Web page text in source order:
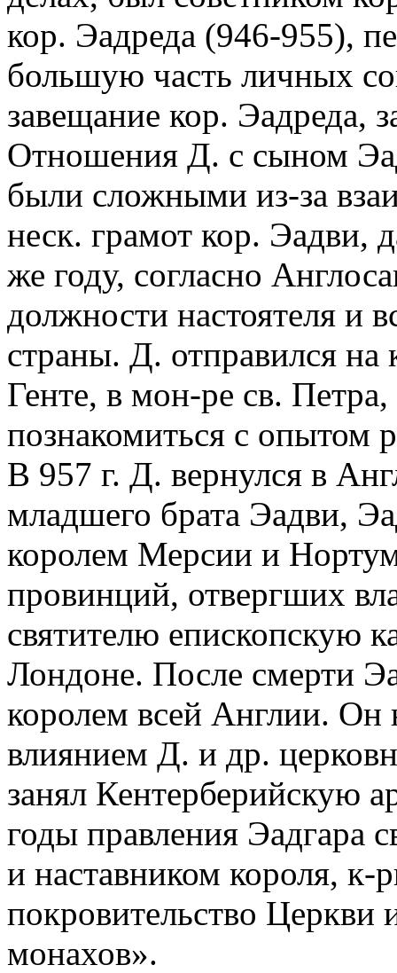
кор. Эадреда (946-955),
большую часть личных
завещание кор. Эадреда,
Отношения Д. с сыном
были сложными из-за
неск. грамот кор. Эадви,
же году, согласно
должности настоятеля и
страны. Д. отправился на
Генте, в мон-ре св.
познакомиться с опытом
В 957 г. Д. вернулся в
младшего брата Эадви,
королем Мерсии и
провинций, отвергших
святителю епископскую
Лондоне. После смерти
королем всей Англии. Он
влиянием Д. и др.
занял Кентерберийскую
годы правления Эадгара
и наставником короля, к-
покровительство
монахов».